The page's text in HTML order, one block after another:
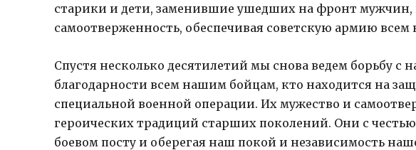
старики и дети, заменившие ушедших на фронт мужчин,
самоотверженность, обеспечивая советскую армию
Спустя несколько десятилетий мы снова ведем борьбу с
благодарности всем нашим бойцам, кто находится на
специальной военной операции. Их мужество и
героических традиций старших поколений. Они с
боевом посту и оберегая наш покой и независимость